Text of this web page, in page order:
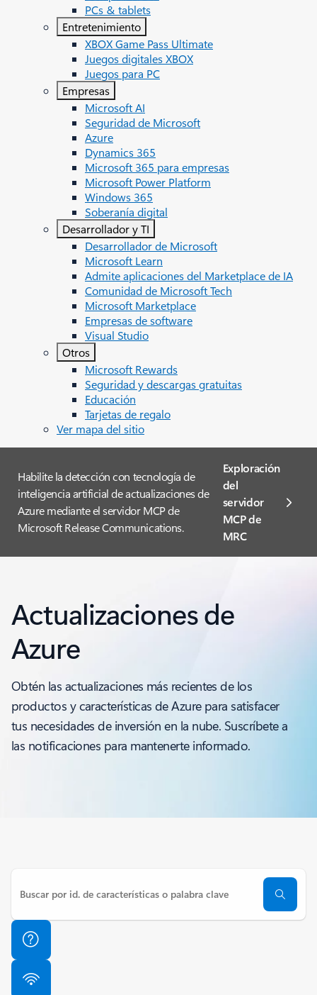
PCs & tablets
Entretenimiento
XBOX Game Pass Ultimate
Juegos digitales XBOX
Juegos para PC
Empresas
Microsoft AI
Seguridad de Microsoft
Azure
Dynamics 365
Microsoft 365 para empresas
Microsoft Power Platform
Windows 365
Soberanía digital
Desarrollador y TI
Desarrollador de Microsoft
Microsoft Learn
Admite aplicaciones del Marketplace de IA
Comunidad de Microsoft Tech
Microsoft Marketplace
Empresas de software
Visual Studio
Otros
Microsoft Rewards
Seguridad y descargas gratuitas
Educación
Tarjetas de regalo
Ver mapa del sitio
Habilite la detección con tecnología de
inteligencia artificial de actualizaciones de
Azure mediante el servidor MCP de
Microsoft Release Communications.
Exploración
del
servidor
MCP de
MRC
Actualizaciones de
Azure
Obtén las actualizaciones más recientes de los
productos y características de Azure para satisfacer
tus necesidades de inversión en la nube. Suscríbete a
las notificaciones para mantenerte informado.